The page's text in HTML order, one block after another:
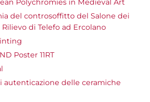
Polychromies in Medieval Art
del controsoffitto del Salone dei
di Telefo ad Ercolano
Poster 11RT
autenticazione delle ceramiche